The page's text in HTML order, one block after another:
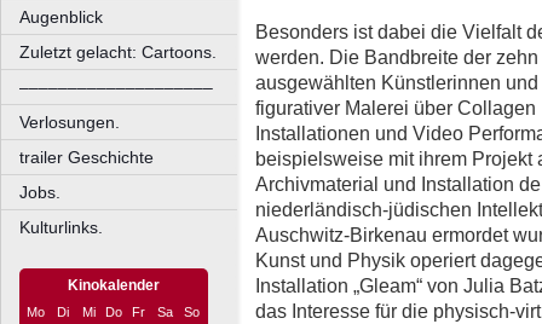
Augenblick
Zuletzt gelacht: Cartoons.
––––––––––––––––––––
Verlosungen.
trailer Geschichte
Jobs.
Kulturlinks.
Kinokalender
Mo Di Mi Do Fr Sa
So
Besonders ist dabei die Vielfalt
werden. Die Bandbreite der
ausgewählten Künstlerinnen
figurativer Malerei über
Installationen und Video
beispielsweise mit ihrem Projekt
Archivmaterial und Installation
niederländisch-jüdischen
Auschwitz-Birkenau ermordet
Kunst und Physik operiert
Installation „Gleam“ von Julia
das Interesse für die physisch-